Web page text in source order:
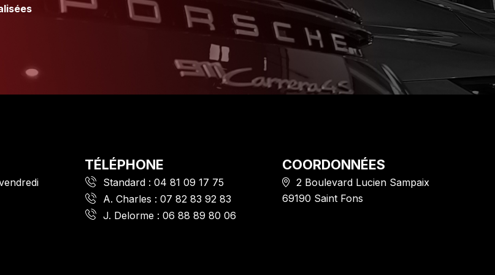
TÉLÉPHONE
Standard :04 81 09 17 75
A. Charles :07 82 83 92 83
J. Delorme :06 88 89 80 06
COORDONNÉES
2 Boulevard Lucien Sampaix
69190 Saint Fons